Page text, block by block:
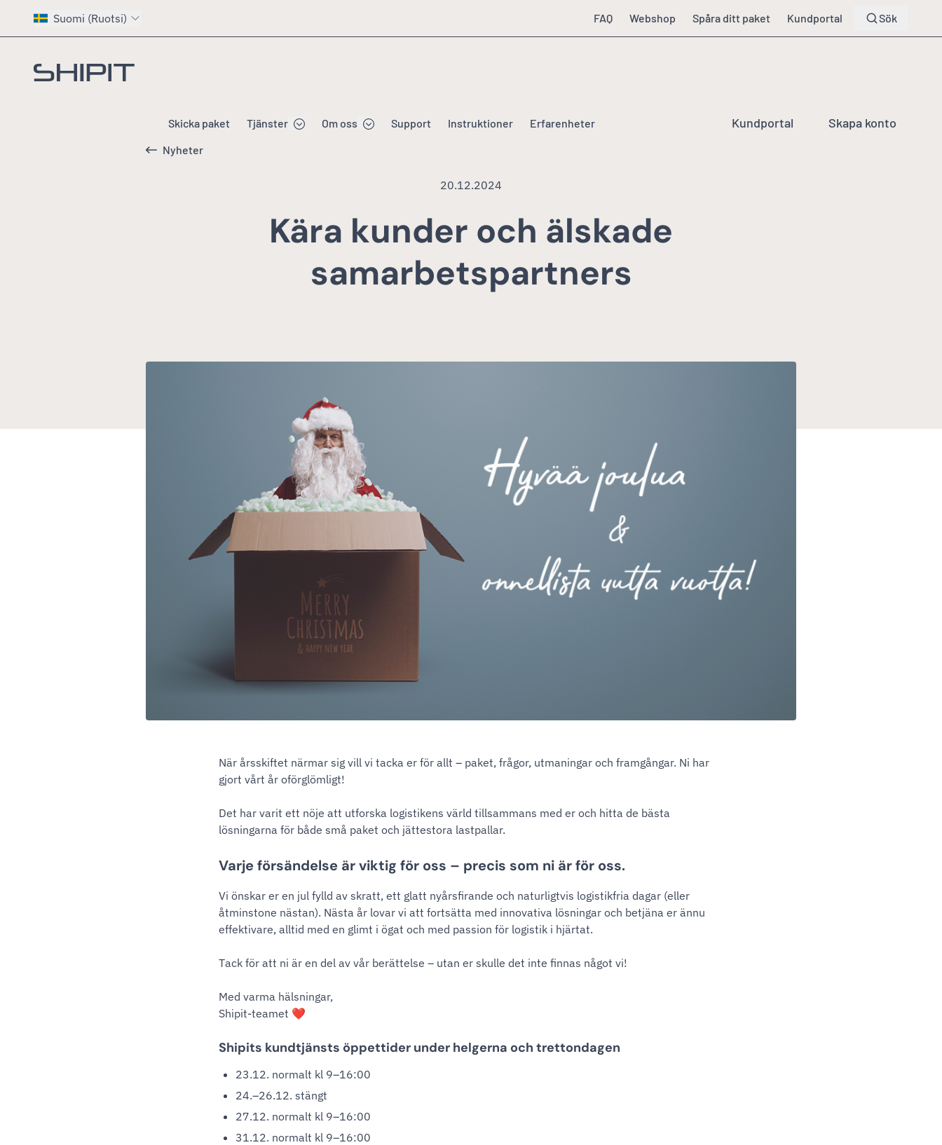
Suomi (Ruotsi) FAQ Webshop Spåra ditt paket Kundportal Sök
Gå till startsidan
Skicka paket Tjänster Om oss Support Instruktioner Erfarenheter Kundportal Skapa konto
Nyheter
20.12.2024
Kära kunder och älskade
samarbetspartners
När årsskiftet närmar sig vill vi tacka er för allt – paket, frågor, utmaningar och framgångar. Ni har
gjort vårt år oförglömligt!
Det har varit ett nöje att utforska logistikens värld tillsammans med er och hitta de bästa
lösningarna för både små paket och jättestora lastpallar.
Varje försändelse är viktig för oss – precis som ni är för oss.
Vi önskar er en jul fylld av skratt, ett glatt nyårsfirande och naturligtvis logistikfria dagar (eller
åtminstone nästan). Nästa år lovar vi att fortsätta med innovativa lösningar och betjäna er ännu
effektivare, alltid med en glimt i ögat och med passion för logistik i hjärtat.
Tack för att ni är en del av vår berättelse – utan er skulle det inte finnas något vi!
Med varma hälsningar,
Shipit-teamet ❤️
Shipits kundtjänsts öppettider under helgerna och trettondagen
23.12. normalt kl 9–16:00
24.–26.12. stängt
27.12. normalt kl 9–16:00
31.12. normalt kl 9–16:00